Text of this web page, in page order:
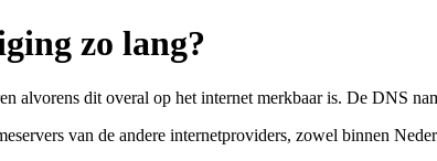
zo lang?
alvorens dit overal op het internet merkbaar is. De DNS
van de andere internetproviders, zowel binnen